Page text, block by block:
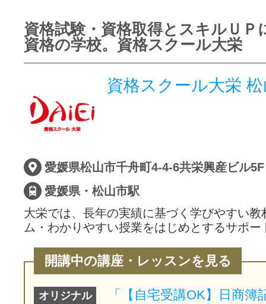
資格試験・資格取得とスキルＵＰ
資格の学校。資格スクール大栄
資格スクール大栄
愛媛県松山市千舟町4-4-6共栄興産ビル5F
愛媛県・松山市駅
大栄では、長年の実績に基づく学びやすい教
ム・わかりやすい授業をはじめとするサポ
開講中の講座・レッスンを見る
オリジナル